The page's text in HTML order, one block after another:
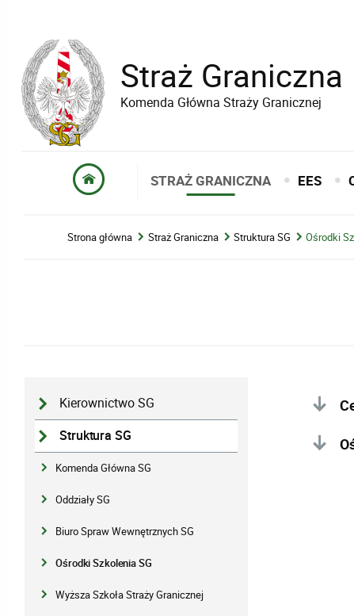
Straż Graniczna
Komenda Główna Straży Granicznej
STRAŻ GRANICZNA EES
Strona główna Straż Graniczna Struktura SG Ośrodki
Kierownictwo SG
Struktura SG
Komenda Główna SG
Oddziały SG
Biuro Spraw Wewnętrznych SG
Ośrodki Szkolenia SG
Wyższa Szkoła Straży Granicznej